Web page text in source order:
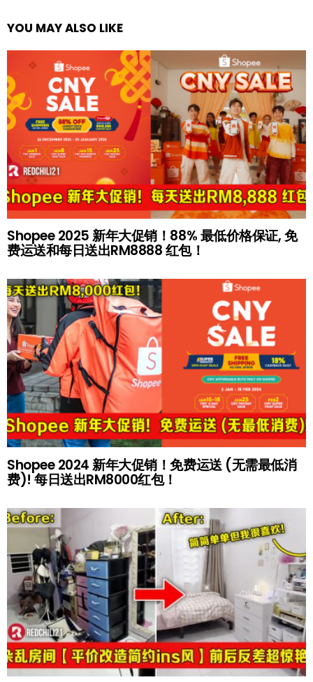
YOU MAY ALSO LIKE
Shopee 2025 新年大促销！88% 最低价格保证, 免
费运送和每日送出RM8888 红包！
Shopee 2024 新年大促销！免费运送 (无需最低消
费)! 每日送出RM8000红包！